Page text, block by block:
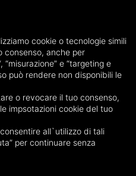
cookie o tecnologie simili
consenso, anche per
e “targeting e
può rendere non disponibili le
o revocare il tuo consenso,
impsotazioni cookie del tuo
all`utilizzo di tali
per continuare senza